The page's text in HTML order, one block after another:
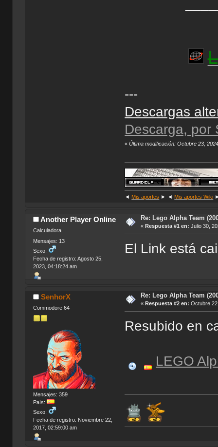
---
Descargas
Descarga, por
«Última modificación: Octubre 23,
◄ Mis aportes ► ◄ Mis aportes Wiki
Another Player Online
Calculadora
Mensajes: 13
Sexo:
Fecha de registro: Agosto 25,
2023, 04:18:24 am
Re: Lego Alpha Team
« Respuesta #1 en: Julio 30,
El Link está
SenhorX
Commodore 64
Mensajes: 359
País:
Sexo:
Fecha de registro: Noviembre 22,
2017, 02:59:00 am
Re: Lego Alpha Team
« Respuesta #2 en: Octubre
Resubido en
LEGO